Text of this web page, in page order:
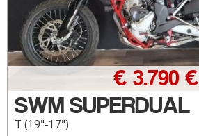
SWM SUPERDUAL
T (19"-17")
€ 3.790 €